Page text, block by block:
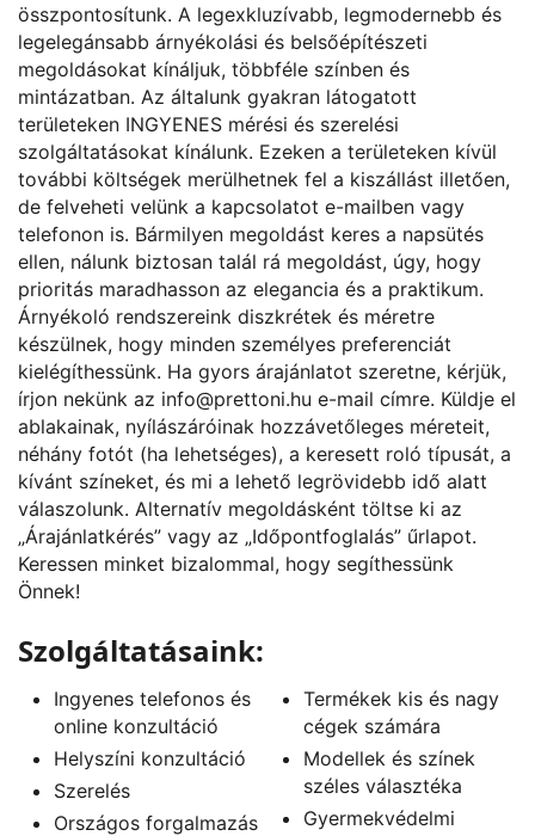
összpontosítunk. A legexkluzívabb, legmodernebb és
legelegánsabb árnyékolási és belsőépítészeti
megoldásokat kínáljuk, többféle színben és
mintázatban. Az általunk gyakran látogatott
területeken INGYENES mérési és szerelési
szolgáltatásokat kínálunk. Ezeken a területeken kívül
további költségek merülhetnek fel a kiszállást illetően,
de felveheti velünk a kapcsolatot e-mailben vagy
telefonon is. Bármilyen megoldást keres a napsütés
ellen, nálunk biztosan talál rá megoldást, úgy, hogy
prioritás maradhasson az elegancia és a praktikum.
Árnyékoló rendszereink diszkrétek és méretre
készülnek, hogy minden személyes preferenciát
kielégíthessünk. Ha gyors árajánlatot szeretne, kérjük,
írjon nekünk az info@prettoni.hu e-mail címre. Küldje el
ablakainak, nyílászáróinak hozzávetőleges méreteit,
néhány fotót (ha lehetséges), a keresett roló típusát, a
kívánt színeket, és mi a lehető legrövidebb idő alatt
válaszolunk. Alternatív megoldásként töltse ki az
„Árajánlatkérés” vagy az „Időpontfoglalás” űrlapot.
Keressen minket bizalommal, hogy segíthessünk
Önnek!
Szolgáltatásaink:
Ingyenes telefonos és
online konzultáció
Helyszíni konzultáció
Szerelés
Országos forgalmazás
Termékek kis és nagy
cégek számára
Modellek és színek
széles választéka
Gyermekvédelmi